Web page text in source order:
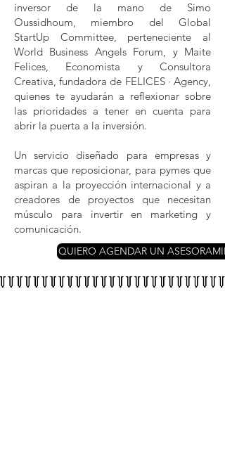
inversor de la mano de Simo
Oussidhoum, miembro del Global
StartUp Committee, perteneciente al
World Business Angels Forum, y Maite
Felices, Economista y Consultora
Creativa, fundadora de FELICES · Agency,
quienes te ayudarán a reflexionar sobre
las prioridades a tener en cuenta para
abrir la puerta a la inversión.
Un servicio diseñado para empresas y
marcas que reposicionar, para pymes que
aspiran a la proyección internacional y a
creadores de proyectos que necesitan
músculo para invertir en marketing y
comunicación.
QUIERO AGENDAR UN